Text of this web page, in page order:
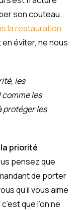
son couteau.
la restauration
éviter, ne nous
les
les
protéger les
priorité
pensez que
de porter
qu’il vous aime
que l’on ne